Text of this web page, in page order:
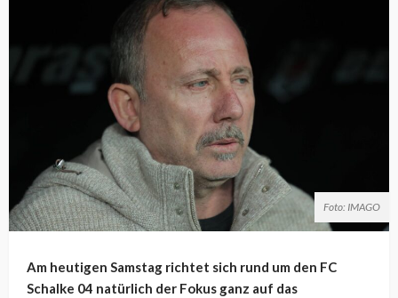
Foto: IMAGO
Am heutigen Samstag richtet sich rund um den FC
Schalke 04 natürlich der Fokus ganz auf das